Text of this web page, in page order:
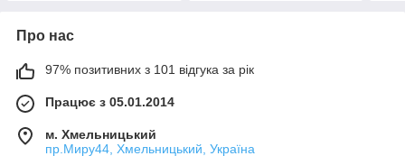
Про нас
97% позитивних з 101 відгука за рік
Працює з 05.01.2014
м. Хмельницький
пр.Миру44, Хмельницький, Україна